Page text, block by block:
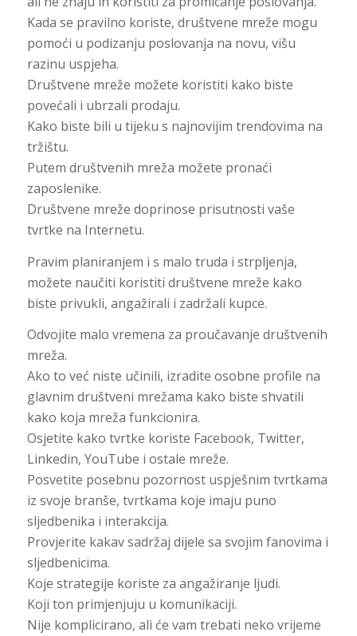
Kada se pravilno koriste, društvene mreže mogu
pomoći u podizanju poslovanja na novu, višu
razinu uspjeha.
Društvene mreže možete koristiti kako biste
povećali i ubrzali prodaju.
Kako biste bili u tijeku s najnovijim trendovima na
tržištu.
Putem društvenih mreža možete pronaći
zaposlenike.
Društvene mreže doprinose prisutnosti vaše
tvrtke na Internetu.
Pravim planiranjem i s malo truda i strpljenja,
možete naučiti koristiti društvene mreže kako
biste privukli, angažirali i zadržali kupce.
Odvojite malo vremena za proučavanje društvenih
mreža.
Ako to već niste učinili, izradite osobne profile na
glavnim društveni mrežama kako biste shvatili
kako koja mreža funkcionira.
Osjetite kako tvrtke koriste Facebook, Twitter,
Linkedin, YouTube i ostale mreže.
Posvetite posebnu pozornost uspješnim tvrtkama
iz svoje branše, tvrtkama koje imaju puno
sljedbenika i interakcija.
Provjerite kakav sadržaj dijele sa svojim fanovima i
sljedbenicima.
Koje strategije koriste za angažiranje ljudi.
Koji ton primjenjuju u komunikaciji.
Nije komplicirano, ali će vam trebati neko vrijeme